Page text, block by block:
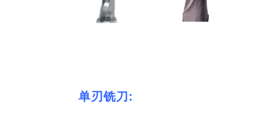
单刃铣刀: